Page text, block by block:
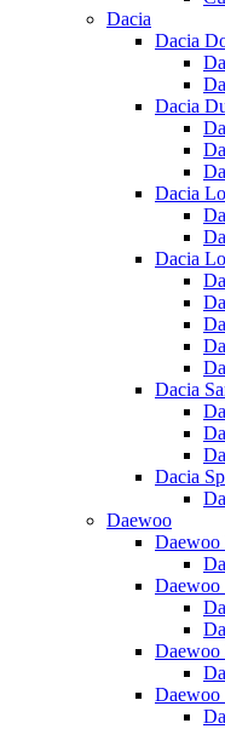
Dacia
Dacia
Dacia
Dacia
Dacia
Dacia
Dacia
Daewoo
Daewoo
Daewoo
Daewoo
Daewoo